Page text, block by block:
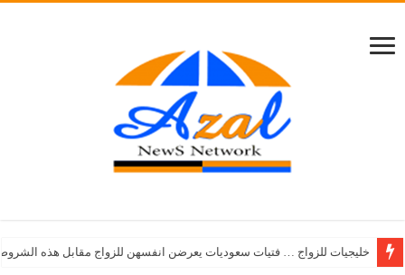
خليجيات للزواج … فتيات سعوديات يعرضن انفسهن للزواج مقابل هذه